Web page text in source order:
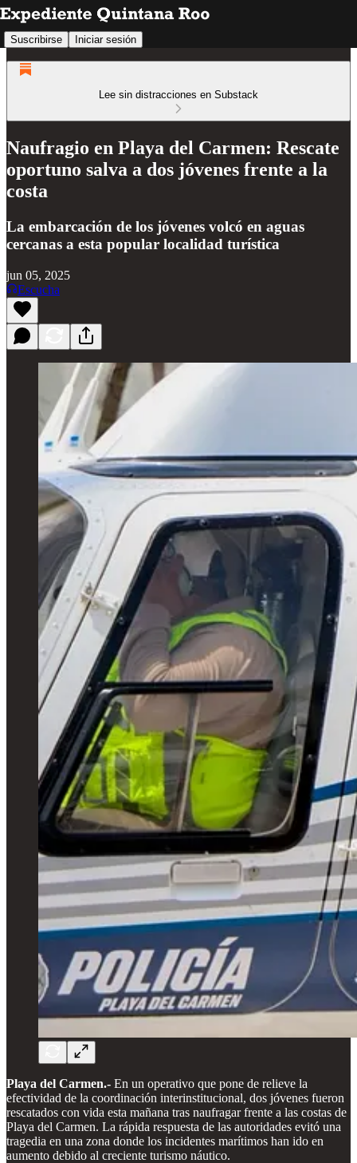
Suscribirse Iniciar sesión
Lee sin distracciones en Substack
Naufragio en Playa del Carmen: Rescate
oportuno salva a dos jóvenes frente a la
costa
La embarcación de los jóvenes volcó en aguas
cercanas a esta popular localidad turística
jun 05, 2025
Escucha
Playa del Carmen.- En un operativo que pone de relieve la
efectividad de la coordinación interinstitucional, dos jóvenes fueron
rescatados con vida esta mañana tras naufragar frente a las costas de
Playa del Carmen. La rápida respuesta de las autoridades evitó una
tragedia en una zona donde los incidentes marítimos han ido en
aumento debido al creciente turismo náutico.